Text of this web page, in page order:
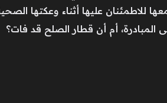
عليها أثناء وعكتها
أم أن قطار الصلح قد فات؟